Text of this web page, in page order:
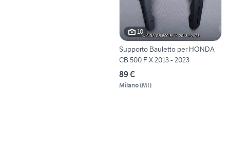
10
Supporto Bauletto per HONDA
CB 500 F X 2013 - 2023
89 €
Milano(MI)